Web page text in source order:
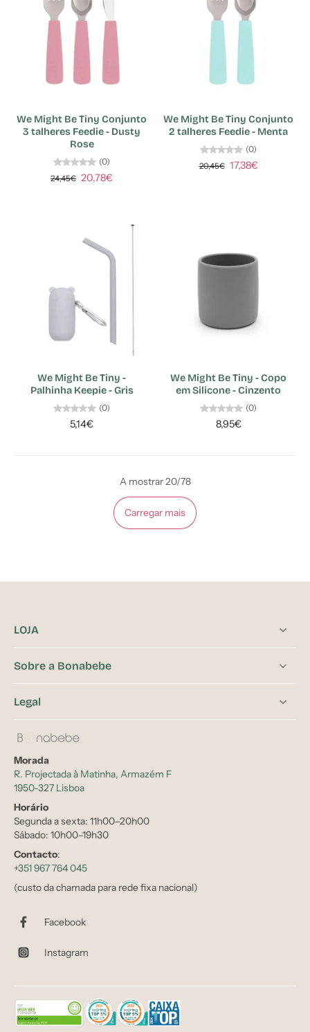
We Might Be Tiny Conjunto
3 talheres Feedie - Dusty
Rose
(0)
24,45€ 20,78€
We Might Be Tiny Conjunto
2 talheres Feedie - Menta
(0)
20,45€ 17,38€
We Might Be Tiny -
Palhinha Keepie - Gris
(0)
5,14€
We Might Be Tiny - Copo
em Silicone - Cinzento
(0)
8,95€
A mostrar 20/78
Carregar mais
LOJA
Sobre a Bonabebe
Legal
Morada
R. Projectada à Matinha, Armazém F
1950-327 Lisboa
Horário
Segunda a sexta: 11h00–20h00
Sábado: 10h00–19h30
Contacto:
+351 967 764 045
(custo da chamada para rede fixa nacional)
Facebook
Instagram